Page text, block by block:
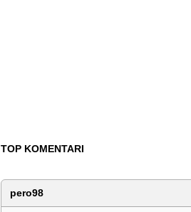
TOP KOMENTARI
pero98